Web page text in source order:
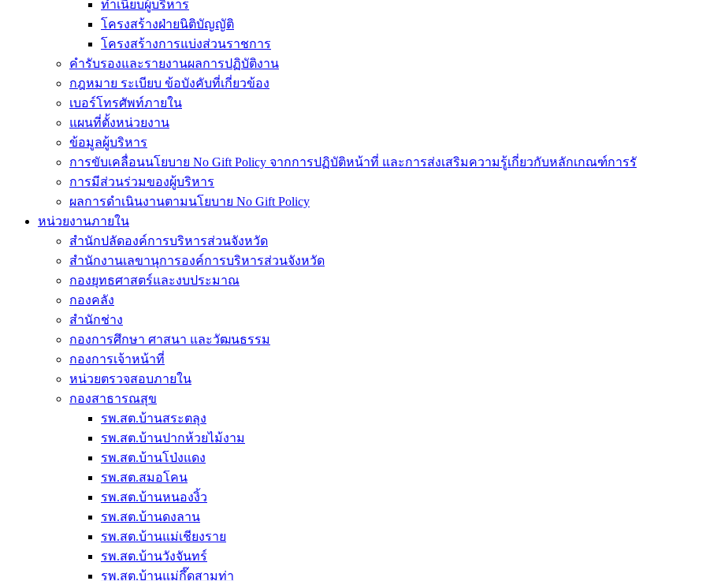
ทำเนียบผู้บริหาร
โครงสร้างฝ่ายนิติบัญญัติ
โครงสร้างการแบ่งส่วนราชการ
คำรับรองและรายงานผลการปฏิบัติงาน
กฎหมาย ระเบียบ ข้อบังคับที่เกี่ยวข้อง
เบอร์โทรศัพท์ภายใน
แผนที่ตั้งหน่วยงาน
ข้อมูลผู้บริหาร
การขับเคลื่อนนโยบาย No Gift Policy จากการปฏิบัติหน้าที่ และการส่งเสริมความรู้เกี่ยวกับหลักเกณฑ์การรั
การมีส่วนร่วมของผู้บริหาร
ผลการดำเนินงานตามนโยบาย No Gift Policy
หน่วยงานภายใน
สำนักปลัดองค์การบริหารส่วนจังหวัด
สำนักงานเลขานุการองค์การบริหารส่วนจังหวัด
กองยุทธศาสตร์และงบประมาณ
กองคลัง
สำนักช่าง
กองการศึกษา ศาสนา และวัฒนธรรม
กองการเจ้าหน้าที่
หน่วยตรวจสอบภายใน
กองสาธารณสุข
รพ.สต.บ้านสระตลุง
รพ.สต.บ้านปากห้วยไม้งาม
รพ.สต.บ้านโป่งแดง
รพ.สต.สมอโคน
รพ.สต.บ้านหนองงิ้ว
รพ.สต.บ้านดงลาน
รพ.สต.บ้านแม่เชียงราย
รพ.สต.บ้านวังจันทร์
รพ.สต.บ้านแม่กึ๊ดสามท่า